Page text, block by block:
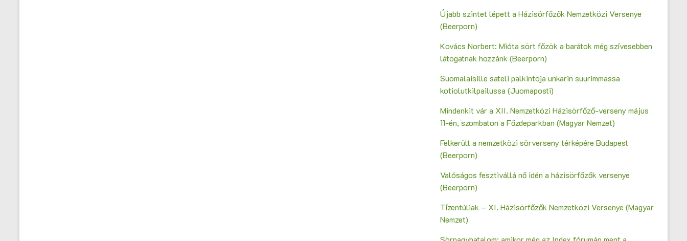
Újabb szintet lépett a Házisörfőzők Nemzetközi Versenye
(Beerporn)
Kovács Norbert: Mióta sört főzök a barátok még szívesebben
látogatnak hozzánk (Beerporn)
Suomalaisille sateli palkintoja unkarin suurimmassa
kotiolutkilpailussa (Juomaposti)
Mindenkit vár a XII. Nemzetközi Házisörfőző-verseny május
11-én, szombaton a Főzdeparkban (Magyar Nemzet)
Felkerült a nemzetközi sörverseny térképére Budapest
(Beerporn)
Valóságos fesztivállá nő idén a házisörfőzők versenye
(Beerporn)
Tízentúliak – XI. Házisörfőzők Nemzetközi Versenye (Magyar
Nemzet)